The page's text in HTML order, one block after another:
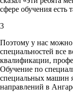
сфере обучения есть
3
Поэтому у нас
специальностей все
квалификации,
Обучение по
специальных машин
направлений в